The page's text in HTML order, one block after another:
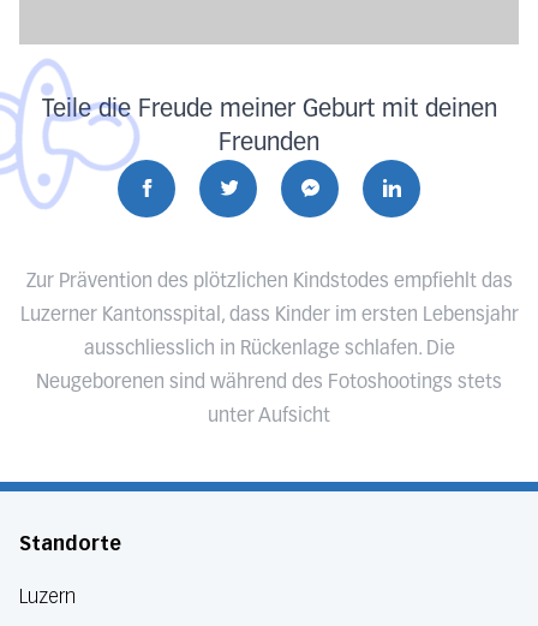
Teile die Freude meiner Geburt mit deinen
Freunden
Zur Prävention des plötzlichen Kindstodes empfiehlt das
Luzerner Kantonsspital, dass Kinder im ersten Lebensjahr
ausschliesslich in Rückenlage schlafen. Die
Neugeborenen sind während des Fotoshootings stets
unter Aufsicht
Standorte
Luzern